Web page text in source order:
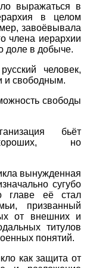
выражаться в
в целом
завоёвывала
члена иерархии
доле в добыче.
человек,
и свободным.
свободы
бьёт
но
вынужденная
сугубо
главе её стал
призванный
от внешних и
титулов
понятий.
как защита от